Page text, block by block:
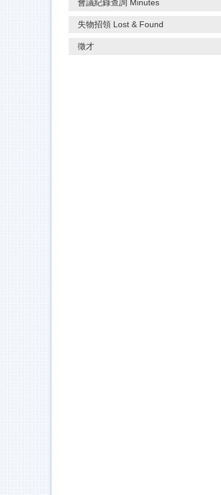
會議紀錄查詢 Minutes
失物招領 Lost & Found
徵才